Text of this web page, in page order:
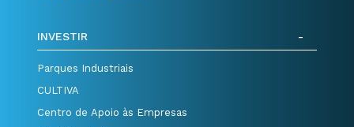
INVESTIR
Parques Industriais
CULTIVA
Centro de Apoio às Empresas